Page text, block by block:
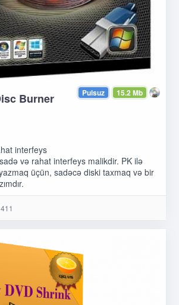
15.2 Mb
Pulsuz
Burner
interfeys
və rahat interfeys malikdir. PK ilə
üçün, sadəcə diski taxmaq və bir